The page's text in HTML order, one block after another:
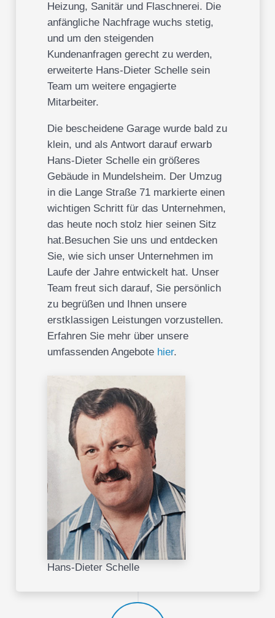
Heizung, Sanitär und Flaschnerei. Die
anfängliche Nachfrage wuchs stetig,
und um den steigenden
Kundenanfragen gerecht zu werden,
erweiterte Hans-Dieter Schelle sein
Team um weitere engagierte
Mitarbeiter.
Die bescheidene Garage wurde bald zu
klein, und als Antwort darauf erwarb
Hans-Dieter Schelle ein größeres
Gebäude in Mundelsheim. Der Umzug
in die Lange Straße 71 markierte einen
wichtigen Schritt für das Unternehmen,
das heute noch stolz hier seinen Sitz
hat.Besuchen Sie uns und entdecken
Sie, wie sich unser Unternehmen im
Laufe der Jahre entwickelt hat. Unser
Team freut sich darauf, Sie persönlich
zu begrüßen und Ihnen unsere
erstklassigen Leistungen vorzustellen.
Erfahren Sie mehr über unsere
umfassenden Angebote hier.
Hans-Dieter Schelle